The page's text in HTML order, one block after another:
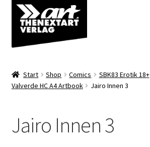
Zur
Navigation
springen
Zum
Inhalt
springen
Shop
Start Shop Comics SBK83 Erotik 18+
Valverde HC A4 Artbook
Jairo Innen 3
Jairo Innen 3